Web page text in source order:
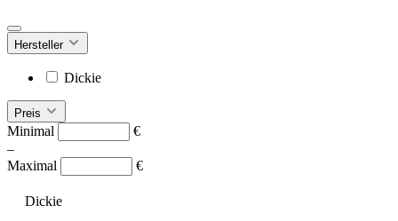
Hersteller
Dickie
Preis
Minimal
€
–
Maximal
€
Dickie